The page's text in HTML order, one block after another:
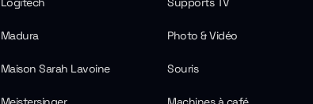
Madura
Maison Sarah Lavoine
Photo & Vidéo
Souris